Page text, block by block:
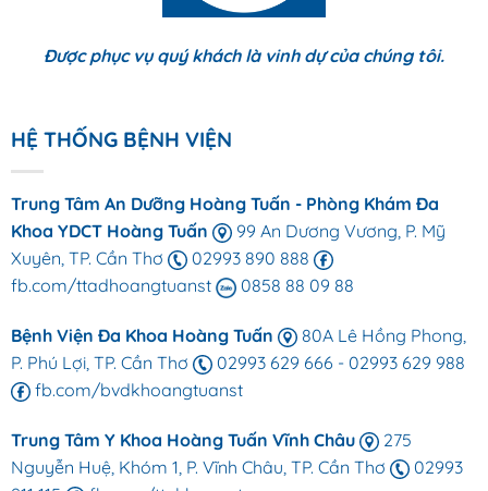
Được phục vụ quý khách là vinh dự của chúng tôi.
HỆ THỐNG BỆNH VIỆN
Trung Tâm An Dưỡng Hoàng Tuấn - Phòng Khám Đa
Khoa YDCT Hoàng Tuấn
99 An Dương Vương, P. Mỹ
Xuyên, TP. Cần Thơ
02993 890 888
fb.com/ttadhoangtuanst
0858 88 09 88
Bệnh Viện Đa Khoa Hoàng Tuấn
80A Lê Hồng Phong,
P. Phú Lợi, TP. Cần Thơ
02993 629 666 - 02993 629 988
fb.com/bvdkhoangtuanst
Trung Tâm Y Khoa Hoàng Tuấn Vĩnh Châu
275
Nguyễn Huệ, Khóm 1, P. Vĩnh Châu, TP. Cần Thơ
02993